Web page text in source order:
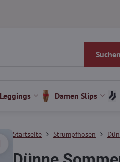
Suchen
Leggings Damen Slips
Startseite Strumpfhosen